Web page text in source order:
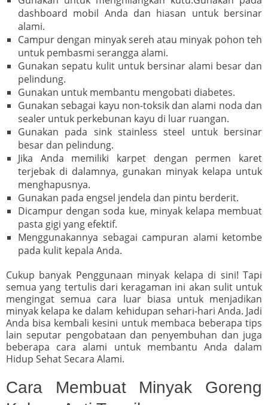
dashboard mobil Anda dan hiasan untuk bersinar
alami.
Campur dengan minyak sereh atau minyak pohon teh
untuk pembasmi serangga alami.
Gunakan sepatu kulit untuk bersinar alami besar dan
pelindung.
Gunakan untuk membantu mengobati diabetes.
Gunakan sebagai kayu non-toksik dan alami noda dan
sealer untuk perkebunan kayu di luar ruangan.
Gunakan pada sink stainless steel untuk bersinar
besar dan pelindung.
Jika Anda memiliki karpet dengan permen karet
terjebak di dalamnya, gunakan minyak kelapa untuk
menghapusnya.
Gunakan pada engsel jendela dan pintu berderit.
Dicampur dengan soda kue, minyak kelapa membuat
pasta gigi yang efektif.
Menggunakannya sebagai campuran alami ketombe
pada kulit kepala Anda.
Cukup banyak Penggunaan minyak kelapa di sini! Tapi
semua yang tertulis dari keragaman ini akan sulit untuk
mengingat semua cara luar biasa untuk menjadikan
minyak kelapa ke dalam kehidupan sehari-hari Anda. Jadi
Anda bisa kembali kesini untuk membaca beberapa tips
lain seputar pengobataan dan penyembuhan dan juga
beberapa cara alami untuk membantu Anda dalam
Hidup Sehat Secara Alami.
Cara Membuat Minyak Goreng